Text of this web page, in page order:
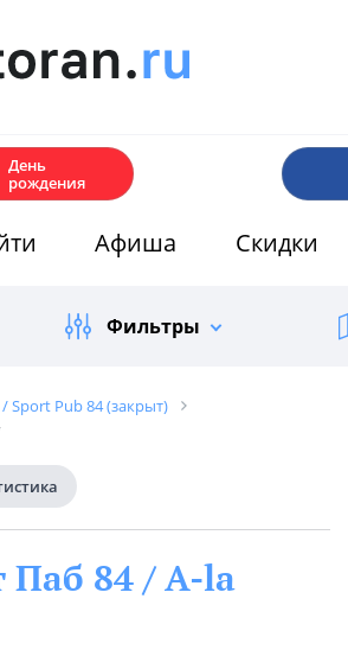
День
рождения
Афиша Скидки
Фильтры
Sport Pub 84 (закрыт)
84 / A-la